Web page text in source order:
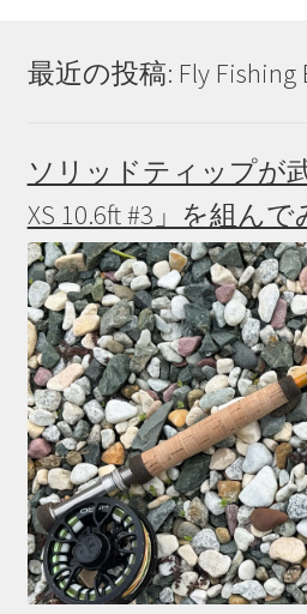
最近の投稿: Fly Fishing
ソリッドティップが
XS 10.6ft #3」を組ん